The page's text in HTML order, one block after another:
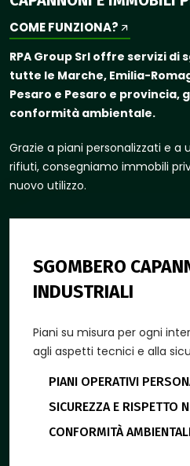
COME FUNZIONA?
RPA Group Srl offre servizi di
tutte le Marche, Emilia-
Pesaro e Pesaro e provincia,
conformità ambientale.
Grazie a piani personalizzati e
rifiuti, consegniamo immobili
nuovo utilizzo.
SGOMBERO
INDUSTRIALI
Piani su misura per ogni
agli aspetti tecnici e alla
PIANI OPERATIVI
SICUREZZA E RISPETTO
CONFORMITÀ